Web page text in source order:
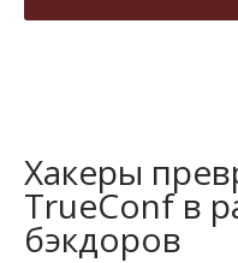
Хакеры
TrueConf в
бэкдоров